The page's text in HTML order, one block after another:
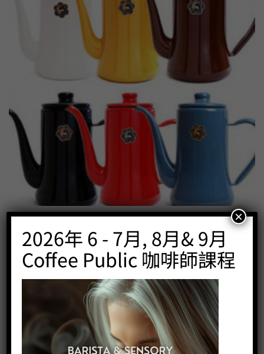
日本直送 月兔印 (TSUKI USAGI JIRUSHI) 琺瑯素材手沖壼
Price: HK$ 480.00
- +
BUY NOW
2026年 6 - 7月, 8月& 9月
Coffee Public 咖啡師課程
×